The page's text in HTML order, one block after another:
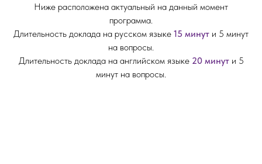
Ниже расположена актуальный на данный момент
программа.
Длительность доклада на русском языке 15 минут и 5 минут
на вопросы.
Длительность доклада на английском языке 20 минути 5
минут на вопросы.